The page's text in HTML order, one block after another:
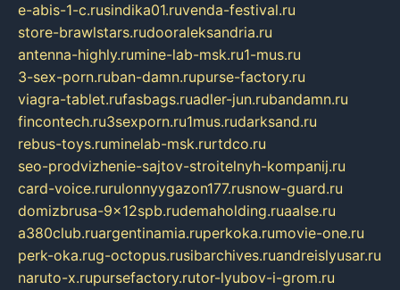
e-abis-1-c.rusindika01.ruvenda-festival.ru
store-brawlstars.rudooraleksandria.ru
antenna-highly.rumine-lab-msk.ru1-mus.ru
3-sex-porn.ruban-damn.rupurse-factory.ru
viagra-tablet.rufasbags.ruadler-jun.rubandamn.ru
fincontech.ru3sexporn.ru1mus.rudarksand.ru
rebus-toys.ruminelab-msk.rurtdco.ru
seo-prodvizhenie-sajtov-stroitelnyh-kompanij.ru
card-voice.rurulonnyygazon177.rusnow-guard.ru
domizbrusa-9x12spb.rudemaholding.ruaalse.ru
a380club.ruargentinamia.ruperkoka.rumovie-one.ru
perk-oka.rug-octopus.rusibarchives.ruandreislyusar.ru
naruto-x.rupursefactory.rutor-lyubov-i-grom.ru